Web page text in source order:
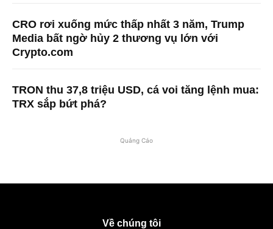
CRO rơi xuống mức thấp nhất 3 năm, Trump
Media bất ngờ hủy 2 thương vụ lớn với
Crypto.com
TRON thu 37,8 triệu USD, cá voi tăng lệnh mua:
TRX sắp bứt phá?
Quảng Cáo
Về chúng tôi